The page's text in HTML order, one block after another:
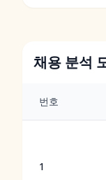
채용 분석
번호
1